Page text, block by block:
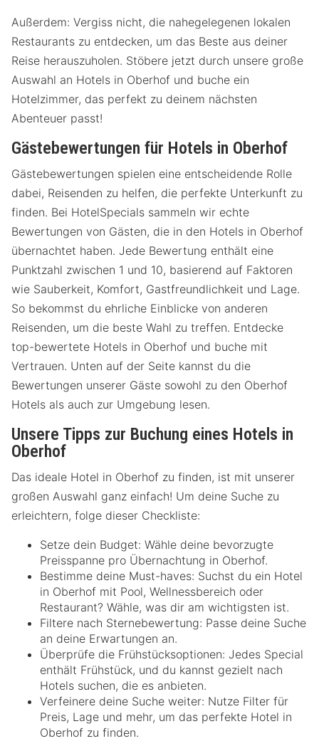
Außerdem: Vergiss nicht, die nahegelegenen lokalen
Restaurants zu entdecken, um das Beste aus deiner
Reise herauszuholen. Stöbere jetzt durch unsere große
Auswahl an Hotels in Oberhof und buche ein
Hotelzimmer, das perfekt zu deinem nächsten
Abenteuer passt!
Gästebewertungen für Hotels in Oberhof
Gästebewertungen spielen eine entscheidende Rolle
dabei, Reisenden zu helfen, die perfekte Unterkunft zu
finden. Bei HotelSpecials sammeln wir echte
Bewertungen von Gästen, die in den Hotels in Oberhof
übernachtet haben. Jede Bewertung enthält eine
Punktzahl zwischen 1 und 10, basierend auf Faktoren
wie Sauberkeit, Komfort, Gastfreundlichkeit und Lage.
So bekommst du ehrliche Einblicke von anderen
Reisenden, um die beste Wahl zu treffen. Entdecke
top-bewertete Hotels in Oberhof und buche mit
Vertrauen. Unten auf der Seite kannst du die
Bewertungen unserer Gäste sowohl zu den Oberhof
Hotels als auch zur Umgebung lesen.
Unsere Tipps zur Buchung eines Hotels in
Oberhof
Das ideale Hotel in Oberhof zu finden, ist mit unserer
großen Auswahl ganz einfach! Um deine Suche zu
erleichtern, folge dieser Checkliste:
Setze dein Budget: Wähle deine bevorzugte
Preisspanne pro Übernachtung in Oberhof.
Bestimme deine Must-haves: Suchst du ein Hotel
in Oberhof mit Pool, Wellnessbereich oder
Restaurant? Wähle, was dir am wichtigsten ist.
Filtere nach Sternebewertung: Passe deine Suche
an deine Erwartungen an.
Überprüfe die Frühstücksoptionen: Jedes Special
enthält Frühstück, und du kannst gezielt nach
Hotels suchen, die es anbieten.
Verfeinere deine Suche weiter: Nutze Filter für
Preis, Lage und mehr, um das perfekte Hotel in
Oberhof zu finden.